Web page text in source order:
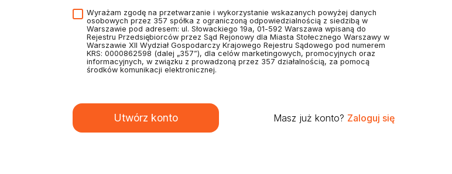
Wyrażam zgodę na przetwarzanie i wykorzystanie wskazanych powyżej danych
osobowych przez 357 spółka z ograniczoną odpowiedzialnością z siedzibą w
Warszawie pod adresem: ul. Słowackiego 19a, 01-592 Warszawa wpisaną do
Rejestru Przedsiębiorców przez Sąd Rejonowy dla Miasta Stołecznego Warszawy w
Warszawie XII Wydział Gospodarczy Krajowego Rejestru Sądowego pod numerem
KRS: 0000862598 (dalej „357”), dla celów marketingowych, promocyjnych oraz
informacyjnych, w związku z prowadzoną przez 357 działalnością, za pomocą
środków komunikacji elektronicznej.
Utwórz konto Masz już konto? Zaloguj się